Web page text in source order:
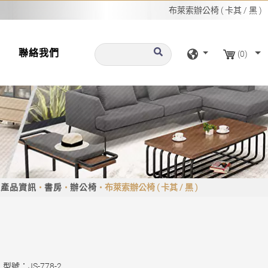
布萊索辦公椅 ( 卡其 / 黑 )
聯絡我們 (0)
產品資訊 書房 辦公椅 布萊索辦公椅 ( 卡其 / 黑 )